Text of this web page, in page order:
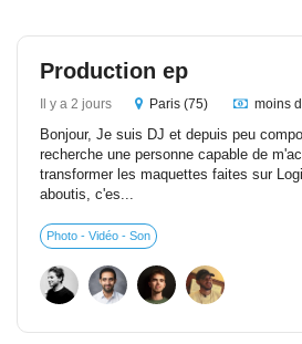
Production ep
Il y a 2 jours Paris (75) moins
Bonjour, Je suis DJ et depuis peu
recherche une personne capable de
transformer les maquettes faites sur
aboutis, c'es...
Photo - Vidéo - Son